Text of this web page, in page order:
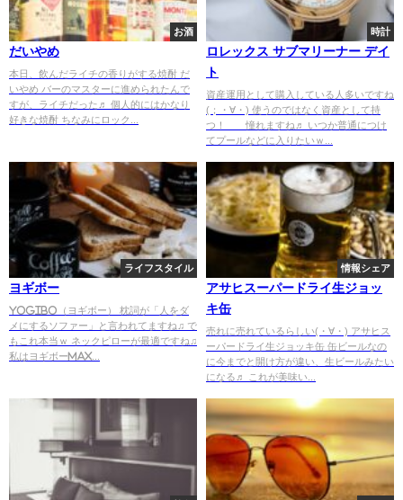
お酒
だいやめ
本日、飲んだライチの香りがする焼酎 だ
いやめ バーのマスターに進められたんで
すが、ライチだった♬ 個人的にはかなり
好きな焼酎 ちなみにロック...
時計
ロレックス サブマリーナー デイ
ト
資産運用として購入している人多いですね
(；・∀・) 使うのではなく資産として持
つ！ 憧れますね♬ いつか普通につけ
てプールなどに入りたいｗ...
ライフスタイル
ヨギボー
yogibo（ヨギボー） 枕詞が「人をダ
メにするソファー」と言われてますね♫ で
もこれ本当ｗ ネックピローが最適ですね♫
私はヨギボーMAX...
情報シェア
アサヒスーパードライ生ジョッ
キ缶
売れに売れているらしい(・∀・) アサヒス
ーパードライ生ジョッキ缶 缶ビールなの
に今までと開け方が違い、生ビールみたい
になる♬ これが美味い...